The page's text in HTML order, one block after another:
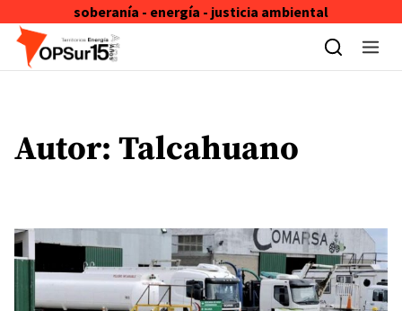
soberanía - energía - justicia ambiental
Skip to content
Autor: Talcahuano